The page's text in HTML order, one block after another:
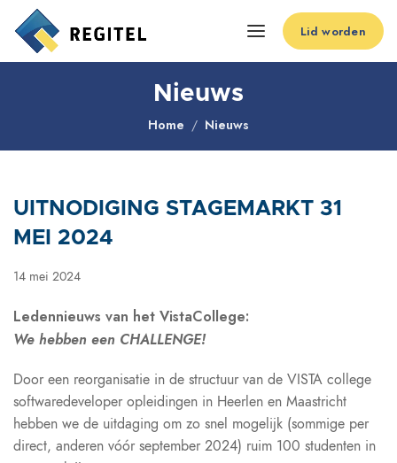
Lid worden
Nieuws
Home Nieuws
UITNODIGING STAGEMARKT 31
MEI 2024
14 mei 2024
Ledennieuws van het VistaCollege:
We hebben een CHALLENGE!
Door een reorganisatie in de structuur van de VISTA college
softwaredeveloper opleidingen in Heerlen en Maastricht
hebben we de uitdaging om zo snel mogelijk (sommige per
direct, anderen vóór september 2024) ruim 100 studenten in